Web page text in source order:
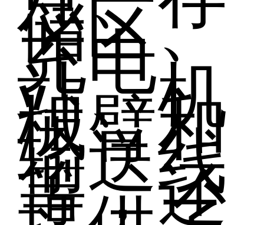
储区、
充电
站、机
械臂和
输送线
等，还